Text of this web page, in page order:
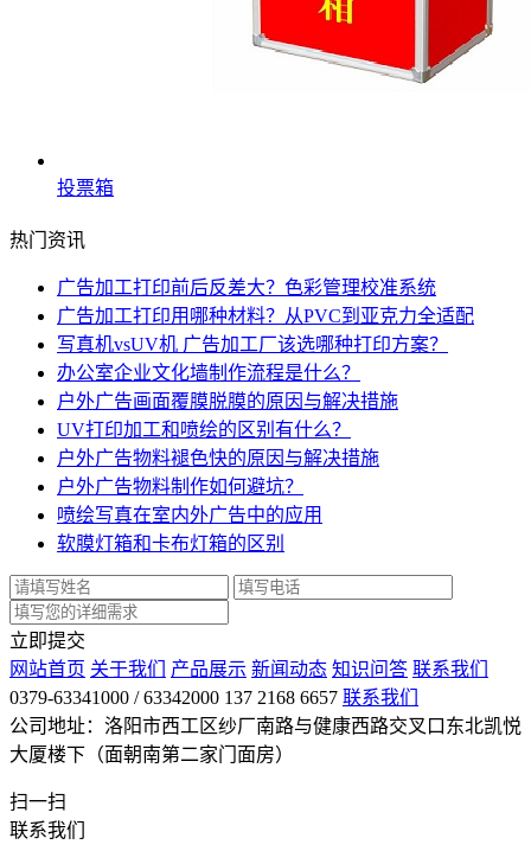
投票箱
热门资讯
广告加工打印前后反差大？色彩管理校准系统
广告加工打印用哪种材料？从PVC到亚克力全适配
写真机vsUV机 广告加工厂该选哪种打印方案？
办公室企业文化墙制作流程是什么？
户外广告画面覆膜脱膜的原因与解决措施
UV打印加工和喷绘的区别有什么？
户外广告物料褪色快的原因与解决措施
户外广告物料制作如何避坑？
喷绘写真在室内外广告中的应用
软膜灯箱和卡布灯箱的区别
立即提交
网站首页 关于我们 产品展示 新闻动态 知识问答 联系我们
0379-63341000 / 63342000 137 2168 6657 联系我们
公司地址：洛阳市西工区纱厂南路与健康西路交叉口东北凯悦
大厦楼下（面朝南第二家门面房）
扫一扫
联系我们